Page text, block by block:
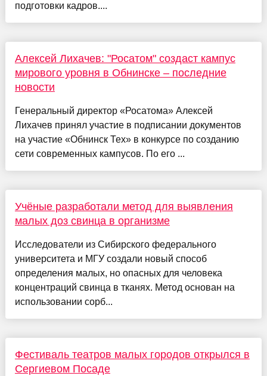
подготовки кадров....
Алексей Лихачев: "Росатом" создаст кампус
мирового уровня в Обнинске – последние
новости
Генеральный директор «Росатома» Алексей
Лихачев принял участие в подписании документов
на участие «Обнинск Тех» в конкурсе по созданию
сети современных кампусов. По его ...
Учёные разработали метод для выявления
малых доз свинца в организме
Исследователи из Сибирского федерального
университета и МГУ создали новый способ
определения малых, но опасных для человека
концентраций свинца в тканях. Метод основан на
использовании сорб...
Фестиваль театров малых городов открылся в
Сергиевом Посаде